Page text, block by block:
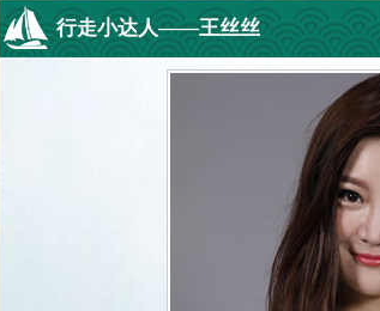
行走小达人——王丝丝